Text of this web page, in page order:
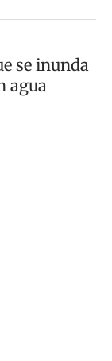
se inunda
agua